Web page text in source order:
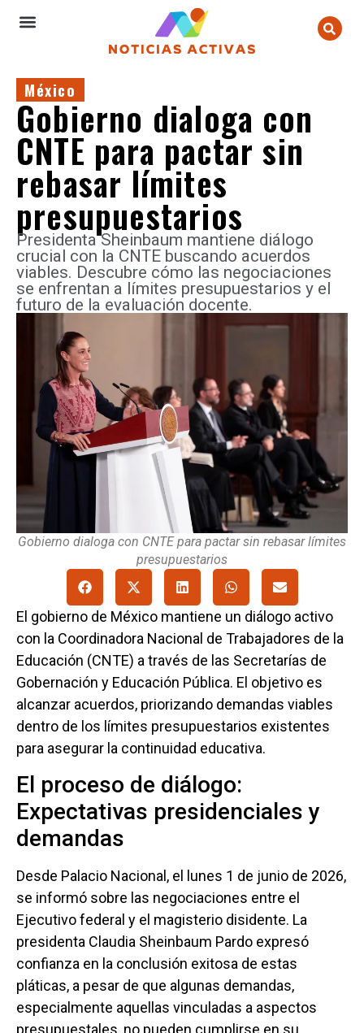
México
Gobierno dialoga con
CNTE para pactar sin
rebasar límites
presupuestarios
Presidenta Sheinbaum mantiene diálogo
crucial con la CNTE buscando acuerdos
viables. Descubre cómo las negociaciones
se enfrentan a límites presupuestarios y el
futuro de la evaluación docente.
Gobierno dialoga con CNTE para pactar sin rebasar límites
presupuestarios
El gobierno de México mantiene un diálogo activo
con la Coordinadora Nacional de Trabajadores de la
Educación (CNTE) a través de las Secretarías de
Gobernación y Educación Pública. El objetivo es
alcanzar acuerdos, priorizando demandas viables
dentro de los límites presupuestarios existentes
para asegurar la continuidad educativa.
El proceso de diálogo:
Expectativas presidenciales y
demandas
Desde Palacio Nacional, el lunes 1 de junio de 2026,
se informó sobre las negociaciones entre el
Ejecutivo federal y el magisterio disidente. La
presidenta Claudia Sheinbaum Pardo expresó
confianza en la conclusión exitosa de estas
pláticas, a pesar de que algunas demandas,
especialmente aquellas vinculadas a aspectos
presupuestales, no pueden cumplirse en su